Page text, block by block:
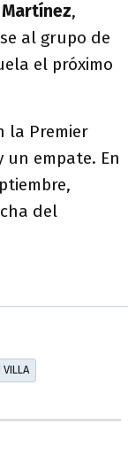
Martínez,
al grupo de
el próximo
la Premier
un empate. En
del
VILLA